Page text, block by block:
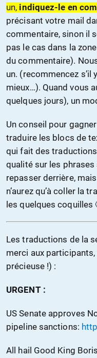
un, indiquez-le en
précisant votre mail
commentaire, sinon il
pas le cas dans la
du commentaire).
un. (recommencez s’il
mieux…). Quand vous
quelques jours), un
Un conseil pour
traduire les blocs de
qui fait des
qualité sur les
repasser derrière,
n’aurez qu’à coller la
les quelques coquilles
Les traductions de la
merci aux
précieuse !) :
URGENT :
US Senate approves
pipeline sanctions:
All hail Good King